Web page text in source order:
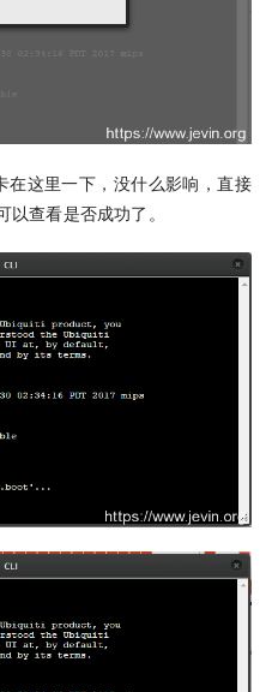
在这里一下，没什么影响，直接
查看是否成功了。